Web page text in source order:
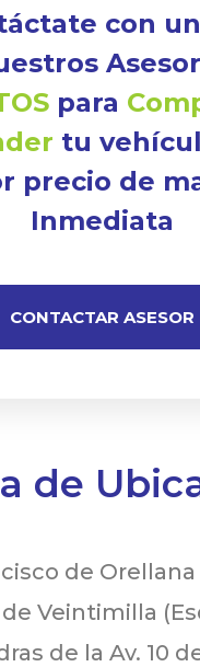
con
para
tu
precio de
Inmediata
CONTACTAR ASESOR
de
de Orellana
Veintimilla
de la Av. 10